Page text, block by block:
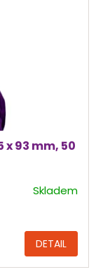
x 93 mm, 50
Skladem
DETAIL